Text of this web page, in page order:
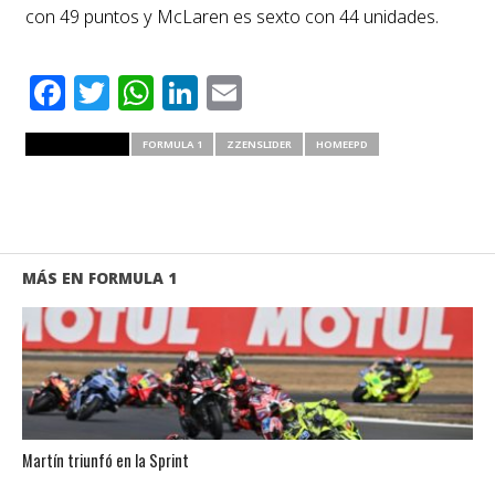
con 49 puntos y McLaren es sexto con 44 unidades.
Facebook
Twitter
WhatsApp
LinkedIn
Email
FORMULA 1 ZZENSLIDER HOMEEPD
MÁS EN FORMULA 1
Martín triunfó en la Sprint